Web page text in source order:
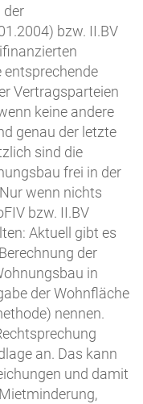
der
bzw. II.BV
Vertragsparteien
keine andere
genau der letzte
sind die
frei in der
wenn nichts
bzw. II.BV
Aktuell gibt es
der
in
der Wohnfläche
nennen.
an. Das kann
und damit